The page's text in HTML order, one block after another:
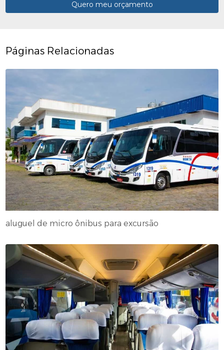
Quero meu orçamento
Páginas Relacionadas
aluguel de micro ônibus para excursão